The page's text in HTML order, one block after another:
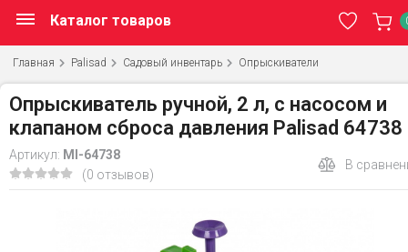
Каталог товаров
Главная Palisad Садовый инвентарь Опрыскиватели
Опрыскиватель ручной, 2 л, с насосом и
клапаном сброса давления Palisad 64738
Артикул: MI-64738
(0 отзывов)
В